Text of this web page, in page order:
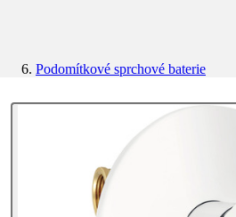
Podomítkové sprchové baterie